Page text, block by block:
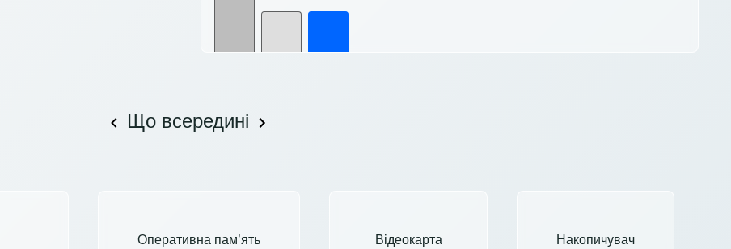
Що всередині
Оперативна пам’ять Відеокарта Накопичувач